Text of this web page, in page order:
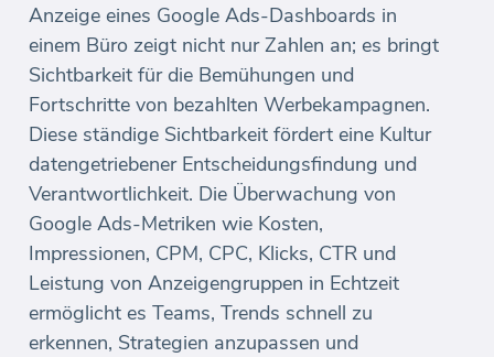
Anzeige eines Google Ads-Dashboards in
einem Büro zeigt nicht nur Zahlen an; es bringt
Sichtbarkeit für die Bemühungen und
Fortschritte von bezahlten Werbekampagnen.
Diese ständige Sichtbarkeit fördert eine Kultur
datengetriebener Entscheidungsfindung und
Verantwortlichkeit. Die Überwachung von
Google Ads-Metriken wie Kosten,
Impressionen, CPM, CPC, Klicks, CTR und
Leistung von Anzeigengruppen in Echtzeit
ermöglicht es Teams, Trends schnell zu
erkennen, Strategien anzupassen und